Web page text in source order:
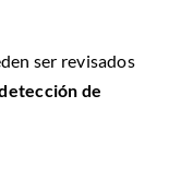
ser revisados
de